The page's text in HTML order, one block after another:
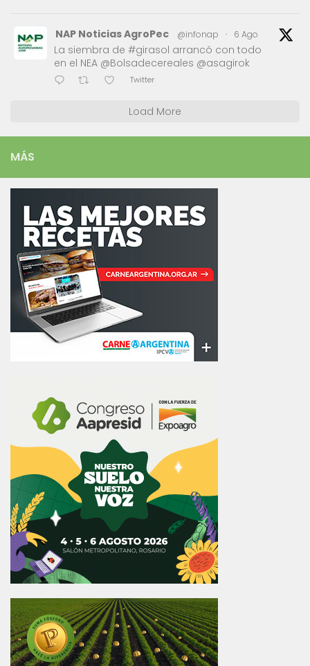
NAP Noticias AgroPec @infonap · 6 Ago
La siembra de #girasol arrancó con todo
en el NEA @Bolsadecereales @asagirok
Twitter
Load More
MÁS